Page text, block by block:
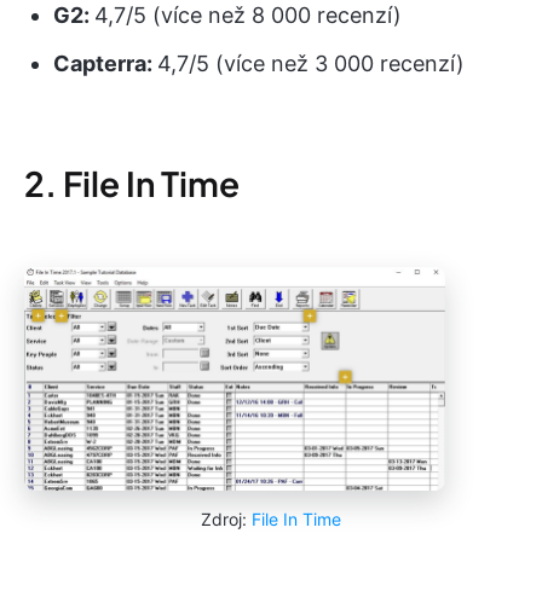
G2: 4,7/5 (více než 8 000 recenzí)
Capterra: 4,7/5 (více než 3 000 recenzí)
2. File In Time
Zdroj: File In Time